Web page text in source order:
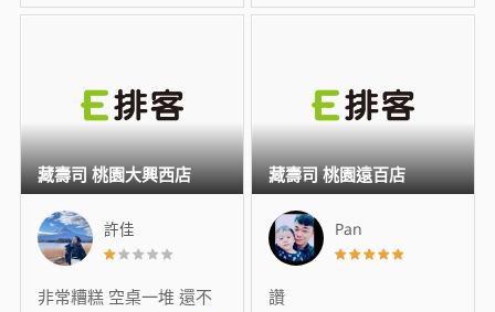
許佳
非常糟糕 空桌一堆 還不
藏壽司 桃園大興西店
Pan
讚
藏壽司 桃園遠百店